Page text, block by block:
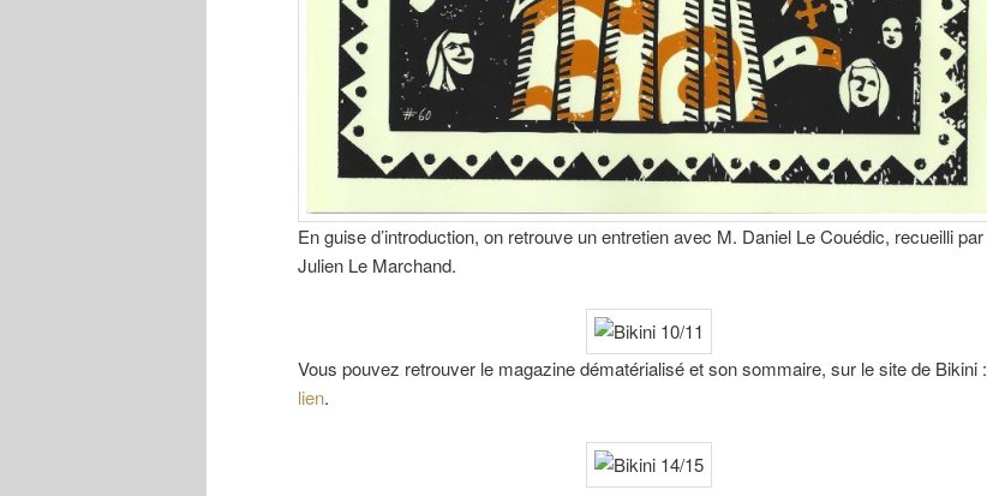
En guise d’introduction, on retrouve un entretien avec M. Daniel Le Couédic, recueilli par
Julien Le Marchand.
Vous pouvez retrouver le magazine dématérialisé et son sommaire, sur le site de Bikini :
lien.